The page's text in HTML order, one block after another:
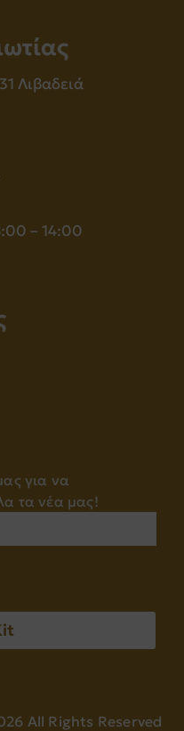
Λιβαδειά
– 14:00
για να
τα νέα μας!
All Rights Reserved